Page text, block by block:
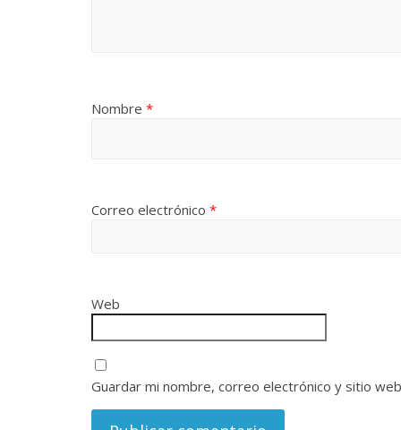
Nombre *
Correo electrónico *
Web
Guardar mi nombre, correo electrónico y sitio